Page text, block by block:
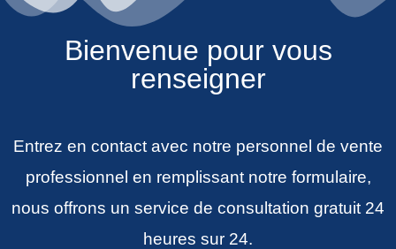
Bienvenue pour vous
renseigner
Entrez en contact avec notre personnel de vente
professionnel en remplissant notre formulaire,
nous offrons un service de consultation gratuit 24
heures sur 24.